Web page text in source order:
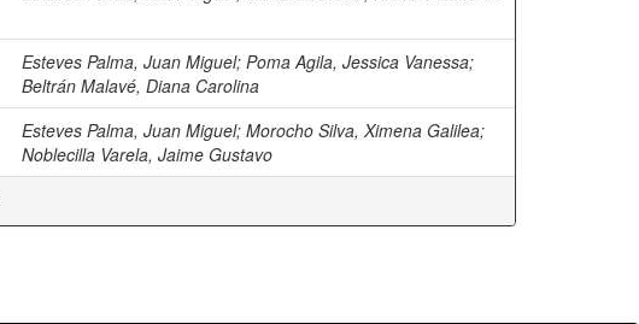
Esteves Palma, Juan Miguel; Poma Agila, Jessica Vanessa;
Beltrán Malavé, Diana Carolina
Esteves Palma, Juan Miguel; Morocho Silva, Ximena Galilea;
Noblecilla Varela, Jaime Gustavo